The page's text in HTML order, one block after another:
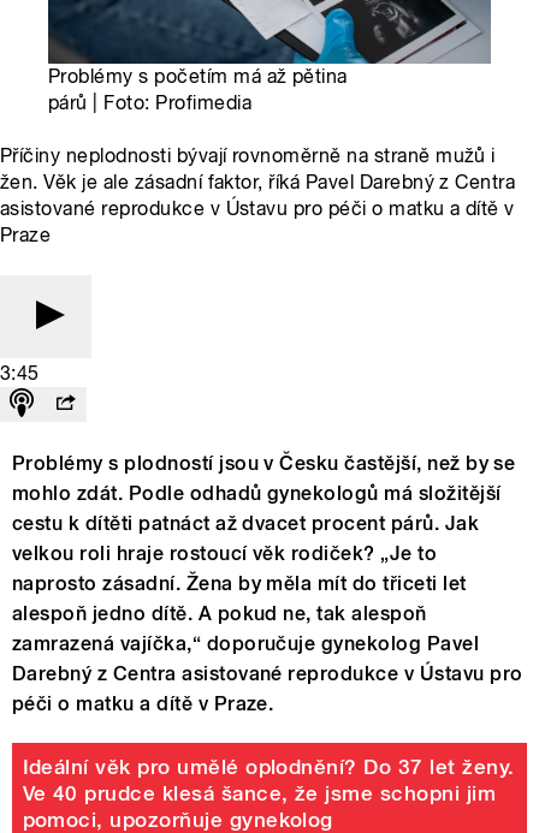
Problémy s početím má až pětina
párů | Foto: Profimedia
Příčiny neplodnosti bývají rovnoměrně na straně mužů i
žen. Věk je ale zásadní faktor, říká Pavel Darebný z Centra
asistované reprodukce v Ústavu pro péči o matku a dítě v
Praze
3:45
Problémy s plodností jsou v Česku častější, než by se
mohlo zdát. Podle odhadů gynekologů má složitější
cestu k dítěti patnáct až dvacet procent párů. Jak
velkou roli hraje rostoucí věk rodiček? „Je to
naprosto zásadní. Žena by měla mít do třiceti let
alespoň jedno dítě. A pokud ne, tak alespoň
zamrazená vajíčka,“ doporučuje gynekolog Pavel
Darebný z Centra asistované reprodukce v Ústavu pro
péči o matku a dítě v Praze.
Ideální věk pro umělé oplodnění? Do 37 let ženy.
Ve 40 prudce klesá šance, že jsme schopni jim
pomoci, upozorňuje gynekolog